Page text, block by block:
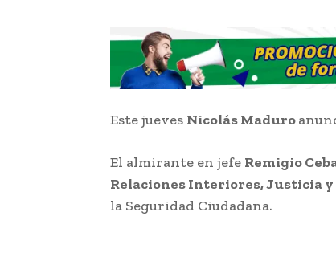
Este jueves Nicolás Maduro
El almirante en jefe Remigio
Relaciones Interiores, Justicia y
la Seguridad Ciudadana.